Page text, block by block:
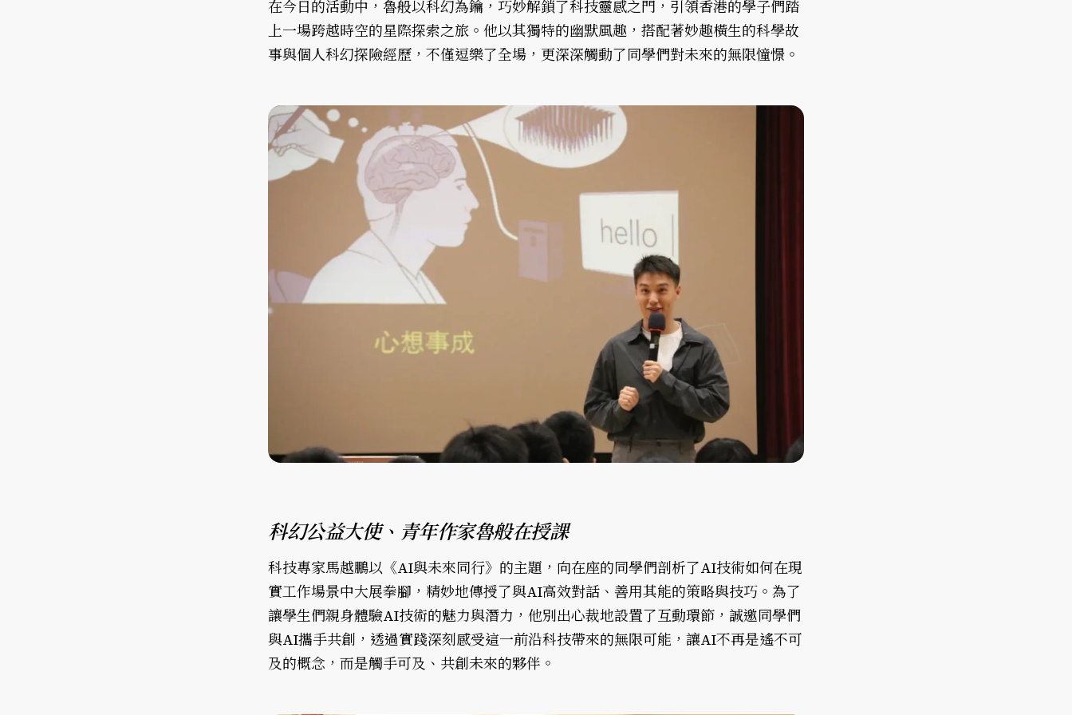
在今日的活動中，魯般以科幻為鑰，巧妙解鎖了科技靈感之門，引領香港的學子們踏
上一場跨越時空的星際探索之旅。他以其獨特的幽默風趣，搭配著妙趣橫生的科學故
事與個人科幻探險經歷，不僅逗樂了全場，更深深觸動了同學們對未來的無限憧憬。
科幻公益大使、青年作家魯般在授課
科技專家馬越鵬以《AI與未來同行》的主題，向在座的同學們剖析了AI技術如何在現
實工作場景中大展拳腳，精妙地傳授了與AI高效對話、善用其能的策略與技巧。為了
讓學生們親身體驗AI技術的魅力與潛力，他別出心裁地設置了互動環節，誠邀同學們
與AI攜手共創，透過實踐深刻感受這一前沿科技帶來的無限可能，讓AI不再是遙不可
及的概念，而是觸手可及、共創未來的夥伴。